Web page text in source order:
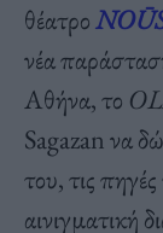
θέατρο
νέα
Αθήνα, το
Sagazan να
του, τις
αινιγματική